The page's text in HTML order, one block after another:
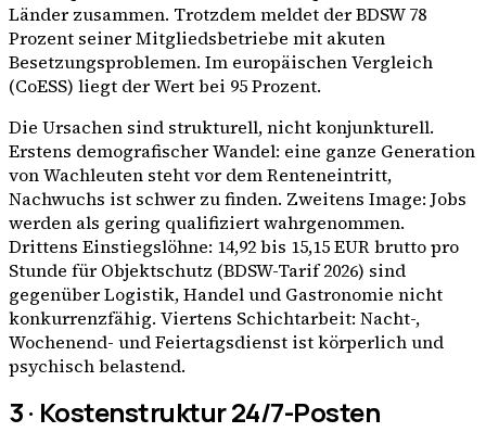
Länder zusammen. Trotzdem meldet der BDSW 78
Prozent seiner Mitgliedsbetriebe mit akuten
Besetzungsproblemen. Im europäischen Vergleich
(CoESS) liegt der Wert bei 95 Prozent.
Die Ursachen sind strukturell, nicht konjunkturell.
Erstens demografischer Wandel: eine ganze Generation
von Wachleuten steht vor dem Renteneintritt,
Nachwuchs ist schwer zu finden. Zweitens Image: Jobs
werden als gering qualifiziert wahrgenommen.
Drittens Einstiegslöhne: 14,92 bis 15,15 EUR brutto pro
Stunde für Objektschutz (BDSW-Tarif 2026) sind
gegenüber Logistik, Handel und Gastronomie nicht
konkurrenzfähig. Viertens Schichtarbeit: Nacht-,
Wochenend- und Feiertagsdienst ist körperlich und
psychisch belastend.
3 · Kostenstruktur 24/7-Posten